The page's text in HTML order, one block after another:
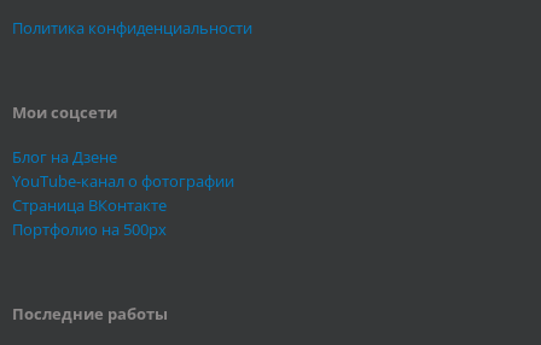
Политика конфиденциальности
Мои соцсети
Блог на Дзене
YouTube-канал о фотографии
Страница ВКонтакте
Портфолио на 500px
Последние работы